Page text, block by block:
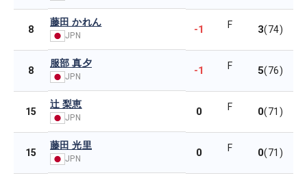
8
藤田 かれん
JPN -1 F 3(74)
8
服部 真夕
JPN -1 F 5(76)
15
辻 梨恵
JPN 0 F 0(71)
15
藤田 光里
JPN 0 F 0(71)